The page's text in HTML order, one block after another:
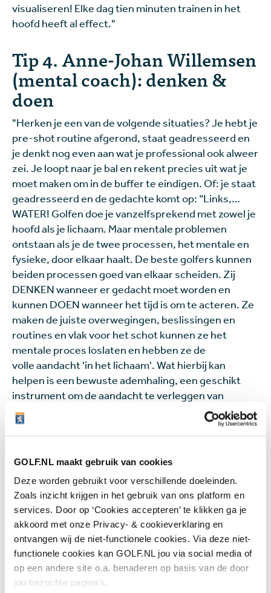
GOLF.NL maakt gebruik van cookies
Deze worden gebruikt voor verschillende doeleinden.
Zoals inzicht krijgen in het gebruik van ons platform en
services. Door op ‘Cookies accepteren’ te klikken ga je
akkoord met onze Privacy- & cookieverklaring en
ontvangen wij de niet-functionele cookies. Via deze niet-
functionele cookies kan GOLF.NL jou via social media of
op een andere site o.a. benaderen op basis van de door
jou bezochte pagina’s.
visualiseren! Elke dag tien minuten trainen in het
hoofd heeft al effect."
Tip 4. Anne-Johan Willemsen
(mental coach): denken &
doen
"Herken je een van de volgende situaties? Je hebt je
pre-shot routine afgerond, staat geadresseerd en
je denkt nog even aan wat je professional ook alweer
zei. Je loopt naar je bal en rekent precies uit wat je
moet maken om in de buffer te eindigen. Of: je staat
geadresseerd en de gedachte komt op: “Links,…
WATER! Golfen doe je vanzelfsprekend met zowel je
hoofd als je lichaam. Maar mentale problemen
ontstaan als je de twee processen, het mentale en
fysieke, door elkaar haalt. De beste golfers kunnen
beiden processen goed van elkaar scheiden. Zij
DENKEN wanneer er gedacht moet worden en
kunnen DOEN wanneer het tijd is om te acteren. Ze
maken de juiste overwegingen, beslissingen en
routines en vlak voor het schot kunnen ze het
mentale proces loslaten en hebben ze de
volle aandacht 'in het lichaam'. Wat hierbij kan
helpen is een bewuste ademhaling, een geschikt
instrument om de aandacht te verleggen van
denken (hoofd) naar doen (lichaam). Probeer het
volgende eens uit
Doe je routine en adresseer
de longen zit.
Stop en houd de adem vast.
VOEL de lichte spanning in de onderbuik.
Start de take-way en sla de bal.
Na balcontact adem je weer rustig door.
Evalueer
In onderstaande video laat ik zien hoe je dit kunt